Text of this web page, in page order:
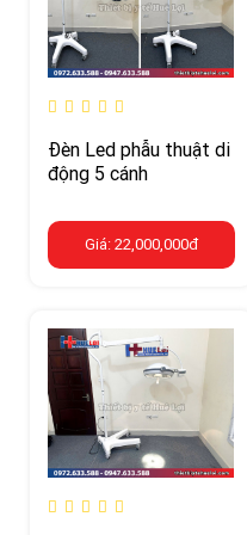
Đèn Led phẫu thuật di
động 5 cánh
Giá: 22,000,000đ